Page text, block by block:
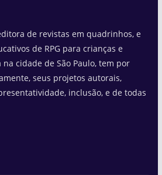
de revistas em quadrinhos, e
de RPG para crianças e
cidade de São Paulo, tem por
seus projetos autorais,
inclusão, e de todas